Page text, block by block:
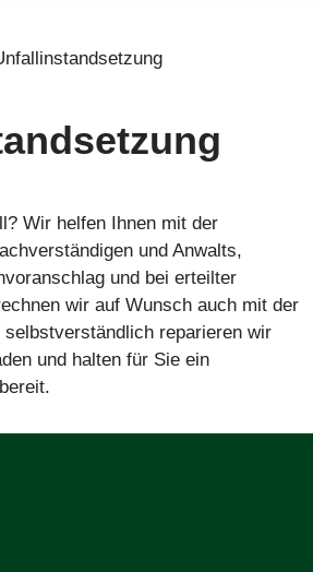
Wir helfen Ihnen mit der
und Anwalts,
und bei erteilter
wir auf Wunsch auch mit der
reparieren wir
und halten für Sie ein